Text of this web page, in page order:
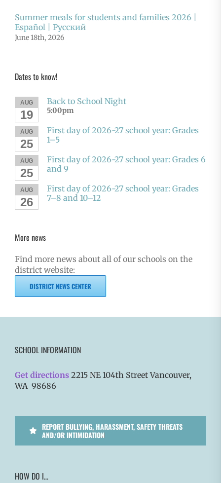
Summer meals for students and families 2026 |
Español | Русский
June 18th, 2026
Dates to know!
AUG
19
Back to School Night
5:00pm
AUG
25
First day of 2026-27 school year: Grades
1–5
AUG
25
First day of 2026-27 school year: Grades 6
and 9
AUG
26
First day of 2026-27 school year: Grades
7–8 and 10–12
More news
Find more news about all of our schools on the
district website:
DISTRICT NEWS CENTER
SCHOOL INFORMATION
Get directions 2215 NE 104th Street Vancouver,
WA 98686
REPORT BULLYING, HARASSMENT, SAFETY THREATS
AND/OR INTIMIDATION
HOW DO I…